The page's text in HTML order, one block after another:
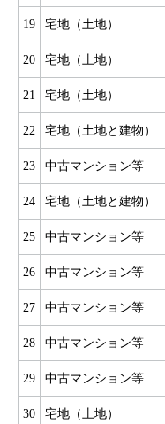
19 宅地（土地）
20 宅地（土地）
21 宅地（土地）
22 宅地（土地と建物）
23 中古マンション等
24 宅地（土地と建物）
25 中古マンション等
26 中古マンション等
27 中古マンション等
28 中古マンション等
29 中古マンション等
30 宅地（土地）